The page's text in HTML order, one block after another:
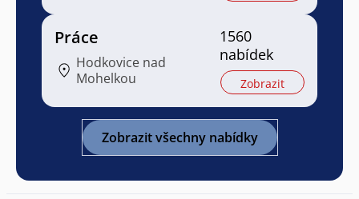
Práce
Hodkovice nad
Mohelkou
1560
nabídek
Zobrazit
Zobrazit všechny nabídky